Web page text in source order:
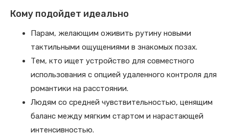
Кому подойдет идеально
Парам, желающим оживить рутину новыми
тактильными ощущениями в знакомых позах.
Тем, кто ищет устройство для совместного
использования с опцией удаленного контроля для
романтики на расстоянии.
Людям со средней чувствительностью, ценящим
баланс между мягким стартом и нарастающей
интенсивностью.